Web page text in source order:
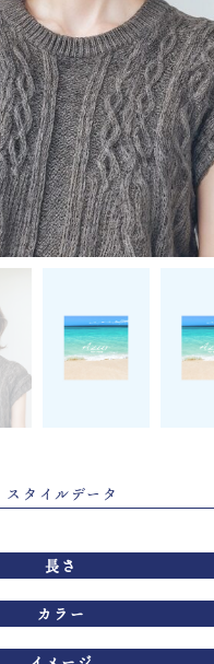
スタイルデータ
長さ
カラー